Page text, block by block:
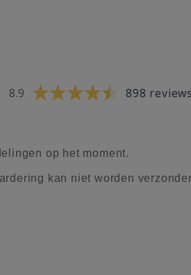
8.9 898
op het moment.
kan niet worden